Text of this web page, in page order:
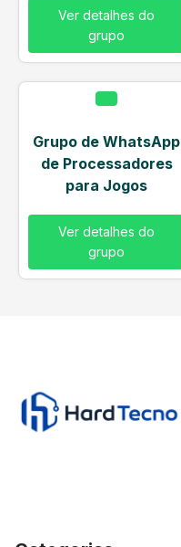
Ver detalhes do
grupo
Grupo de WhatsApp
de Processadores
para Jogos
Ver detalhes do
grupo